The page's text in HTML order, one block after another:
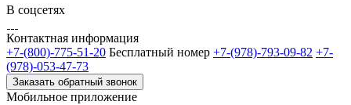
В соцсетях
Контактная информация
+7-(800)-775-51-20 Бесплатный номер +7-(978)-793-09-82 +7-
(978)-053-47-73
Заказать обратный звонок
Мобильное приложение